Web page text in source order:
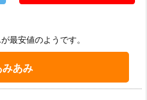
最安値のようです。
みあみ